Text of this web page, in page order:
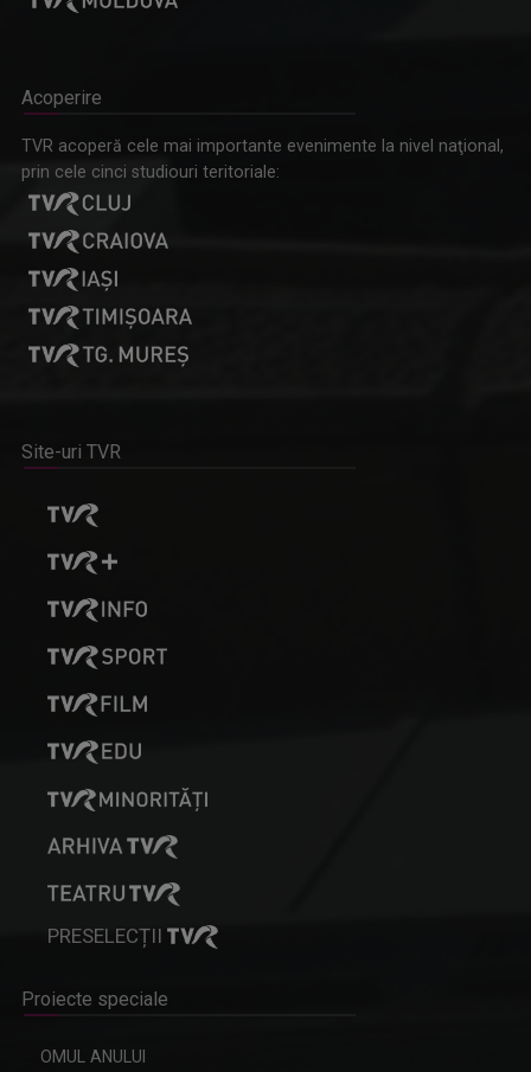
Acoperire
TVR acoperă cele mai importante evenimente la nivel naţional,
prin cele cinci studiouri teritoriale:
Site-uri TVR
PRESELECȚII
Proiecte speciale
OMUL ANULUI